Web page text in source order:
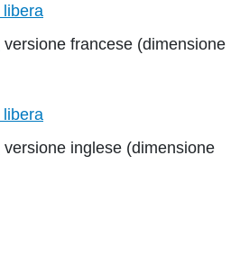
versione francese (dimensione
versione inglese (dimensione